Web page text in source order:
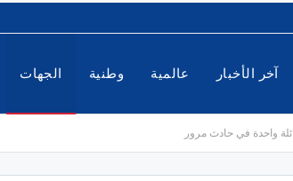
آخر الأخبار عالمية وطنية الجهات